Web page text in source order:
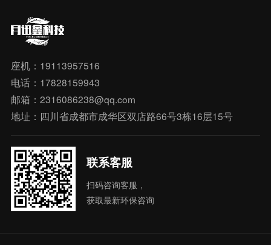
座机：19113957516
电话：17828159943
邮箱：2316086238@qq.com
地址：四川省成都市成华区双店路66号3栋16层15号
联系客服
扫码咨询客服，
获取最新环保咨询